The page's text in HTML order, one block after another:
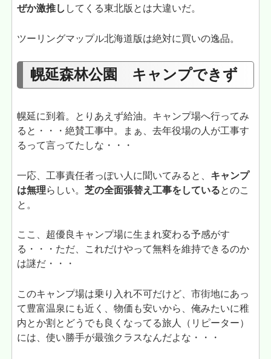
ぜか激推し してくる東北版とは大違いだ。
ツーリングマップル北海道版は絶対に買いの逸品。
幌延森林公園 キャンプできず
幌延に到着。とりあえず給油。キャンプ場へ行ってみ
ると・・・絶賛工事中。まぁ、去年役場の人が工事す
るって言ってたしな・・・
一応、工事責任者っぽい人に聞いてみると、 キャンプ
は無理らしい。芝の全面張替え工事をしているとのこ
と。
ここ、超優良キャンプ場に生まれ変わる予感がす
る・・・ただ、これだけやって無料を維持できるのか
は謎だ・・・
このキャンプ場は乗り入れ不可だけど、市街地にあっ
て豊富温泉にも近く、物価も安いから、俺みたいに稚
内とか割とどうでも良くなってる旅人（リピーター）
には、使い勝手が最強クラスなんだよな・・・